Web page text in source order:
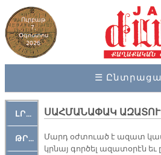
Ուրբաթ
7,
Օգոստոս
2026
☰
ԼՐԱՀՈՍ
ԹՐՔԱՀԱՅ ԿԵԱՆՔ
ՍԱՀՄԱՆԱՓԱԿ
Մարդ օժ­տուած է ա­զատ
կրնայ գոր­ծել ա­զա­տօ­րէն եւ